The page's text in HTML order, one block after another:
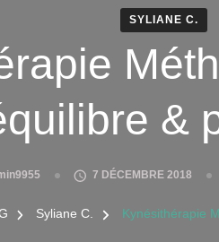
SYLIANE C.
&
7 DÉCEMBRE 2018
Syliane C. Kynésithérapie